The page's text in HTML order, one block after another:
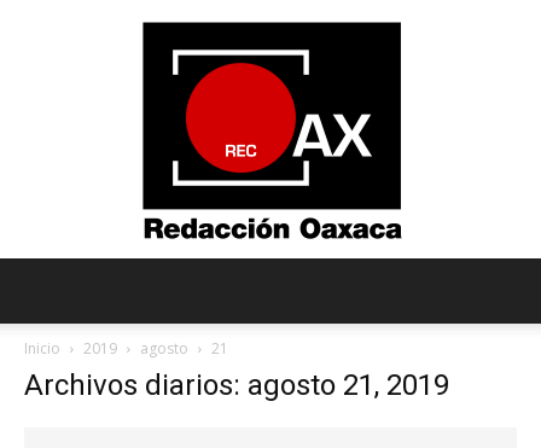
Inicio 2019 agosto 21
Archivos diarios: agosto 21, 2019